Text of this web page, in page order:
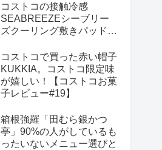
コストコの接触冷感
SEABREEZEシーブリー
ズクーリング敷きパッドを
コストコで買った赤い帽子
KUKKIA。コストコ限定味
が嬉しい！【コストコお菓
子レビュー#19】
箱根強羅「田むら銀かつ
亭」90%の人がしているも
ったいないメニュー選びと